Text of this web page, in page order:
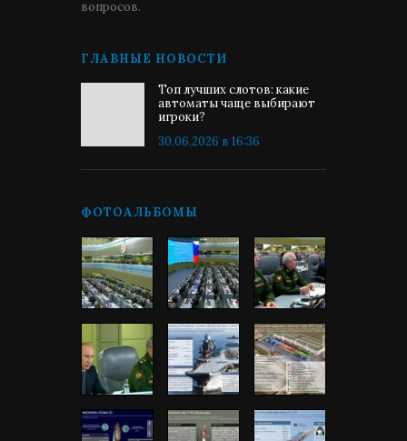
вопросов.
ГЛАВНЫЕ НОВОСТИ
Топ лучших слотов: какие
автоматы чаще выбирают
игроки?
30.06.2026 в 16:36
ФОТОАЛЬБОМЫ